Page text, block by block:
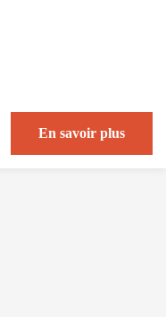
En savoir plus